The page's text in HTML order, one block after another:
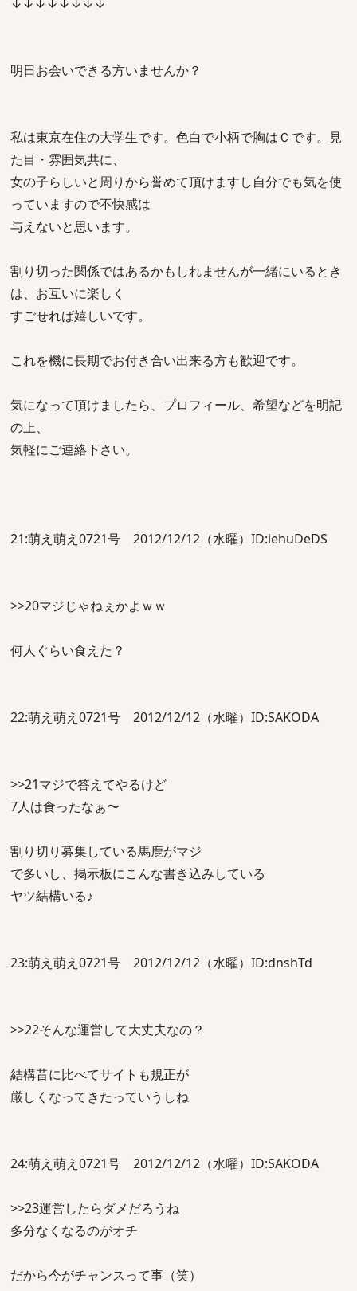
明日お会いできる方いませんか？
私は東京在住の大学生です。色白で小柄で胸はＣです。見
た目・雰囲気共に、
女の子らしいと周りから誉めて頂けますし自分でも気を使
っていますので不快感は
与えないと思います。
割り切った関係ではあるかもしれませんが一緒にいるとき
は、お互いに楽しく
すごせれば嬉しいです。
これを機に長期でお付き合い出来る方も歓迎です。
気になって頂けましたら、プロフィール、希望などを明記
の上、
気軽にご連絡下さい。
21:萌え萌え0721号 2012/12/12（水曜）ID:iehuDeDS
>>20マジじゃねぇかよｗｗ
何人ぐらい食えた？
22:萌え萌え0721号 2012/12/12（水曜）ID:SAKODA
>>21マジで答えてやるけど
7人は食ったなぁ〜
割り切り募集している馬鹿がマジ
で多いし、掲示板にこんな書き込みしている
ヤツ結構いる♪
23:萌え萌え0721号 2012/12/12（水曜）ID:dnshTd
>>22そんな運営して大丈夫なの？
結構昔に比べてサイトも規正が
厳しくなってきたっていうしね
24:萌え萌え0721号 2012/12/12（水曜）ID:SAKODA
>>23運営したらダメだろうね
多分なくなるのがオチ
だから今がチャンスって事（笑）